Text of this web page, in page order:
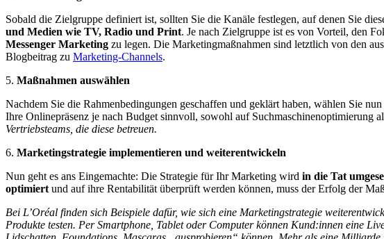
Sobald die Zielgruppe definiert ist, sollten Sie die Kanäle festlegen, auf denen Sie
und Medien wie TV, Radio und Print. Je nach Zielgruppe ist es von Vorteil, den
Messenger Marketing zu legen. Die Marketingmaßnahmen sind letztlich von den
Blogbeitrag zu Marketing-Channels.
5. Maßnahmen auswählen
Nachdem Sie die Rahmenbedingungen geschaffen und geklärt haben, wählen Sie nun
Ihre Onlinepräsenz je nach Budget sinnvoll, sowohl auf Suchmaschinenoptimierung
Vertriebsteams, die diese betreuen.
6. Marketingstrategie implementieren und weiterentwickeln
Nun geht es ans Eingemachte: Die Strategie für Ihr Marketing wird in die Tat
optimiert und auf ihre Rentabilität überprüft werden können, muss der Erfolg der
Bei L’Oréal finden sich Beispiele dafür, wie sich eine Marketingstrategie
Produkte testen. Per Smartphone, Tablet oder Computer können Kund:innen eine